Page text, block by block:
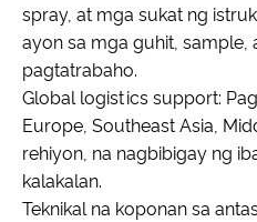
spray, at mga sukat ng
ayon sa mga guhit, sample,
pagtatrabaho.
Global logistics support:
Europe, Southeast Asia,
rehiyon, na nagbibigay ng
kalakalan.
Teknikal na koponan sa